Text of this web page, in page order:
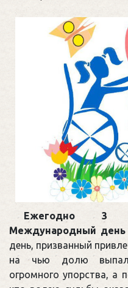
Ежегодно 3
Международный день
день, призванный
на чью долю
огромного упорства, а